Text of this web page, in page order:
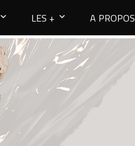
LES + A PROPOS